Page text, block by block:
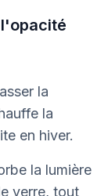
la
la
en hiver.
la lumière
verre, tout